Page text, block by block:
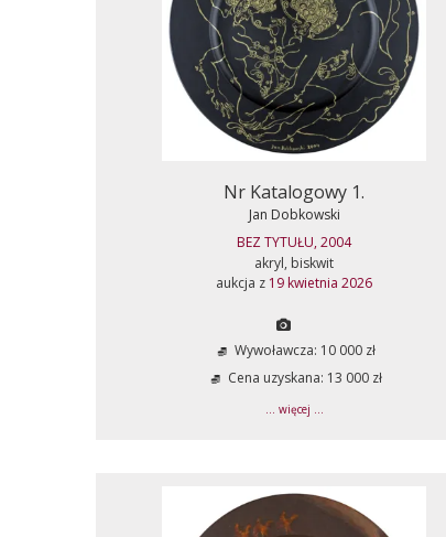
Nr Katalogowy 1.
Jan Dobkowski
BEZ TYTUŁU, 2004
akryl, biskwit
aukcja z 19 kwietnia 2026
Wywoławcza: 10 000 zł
Cena uzyskana: 13 000 zł
... więcej ...